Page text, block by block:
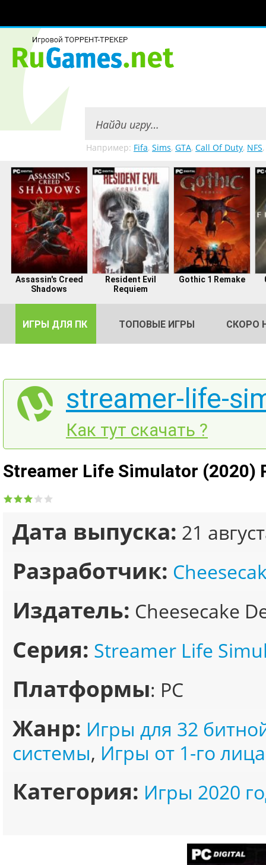
Например: Fifa, Sims, GTA, Call Of Duty, NFS,
Assassin's Creed
Shadows
Resident Evil
Requiem
Gothic 1 Remake
ИГРЫ ДЛЯ ПК ТОПОВЫЕ ИГРЫ СКОРО
streamer-life-
Как тут скачать ?
Streamer Life Simulator (2020)
Дата выпуска: 21
Разработчик:
Издатель: Cheesecake
Серия: Streamer Life
Платформы: PC
Жанр: Игры для 32
системы, Игры от 1-го лица
Категория: Игры 2020